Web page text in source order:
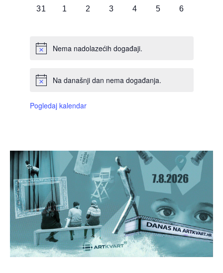
0
31
0
1
0
2
0
3
0
4
0
5
0
6
Nema nadolazećih događaji.
Na današnji dan nema događanja.
Pogledaj kalendar